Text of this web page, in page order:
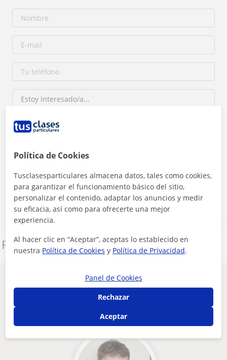
Al hacer clic, aceptas nuestro
Contactar ahora
Denunciar este perfil
Otros profesores de Futbol en Alaquàs
que pueden interesarte
Política de Cookies
Tusclasesparticulares almacena datos, tales como cookies,
para garantizar el funcionamiento básico del sitio,
personalizar el contenido, adaptar los anuncios y medir
su eficacia, así como para ofrecerte una mejor
experiencia.
Al hacer clic en “Aceptar”, aceptas lo establecido en
nuestra Política de Cookies y Política de Privacidad.
Panel de Cookies
Rechazar
Aceptar